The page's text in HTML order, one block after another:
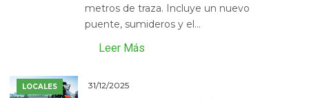
metros de traza. Incluye un nuevo
puente, sumideros y el...
Leer Más
LOCALES 31/12/2025